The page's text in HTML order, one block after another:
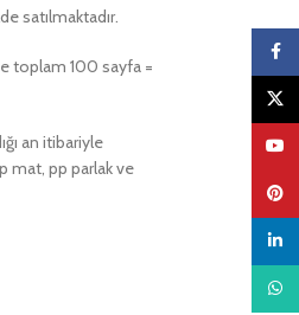
satılmaktadır.
toplam 100 sayfa =
an itibariyle
mat, pp parlak ve